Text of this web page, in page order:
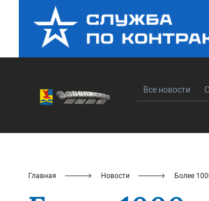
Все новости
Главная Новости Более